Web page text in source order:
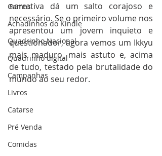
Games
Achadinhos do Kindle
Quadrinho Nacional
Quadrinho digital
Campanhas
Livros
Catarse
Pré Venda
Comidas
narrativa dá um salto corajoso e
necessário. Se o primeiro volume nos
apresentou um jovem inquieto e
questionador, agora vemos um Ikkyu
mais maduro, mais astuto e, acima
de tudo, testado pela brutalidade do
mundo ao seu redor.